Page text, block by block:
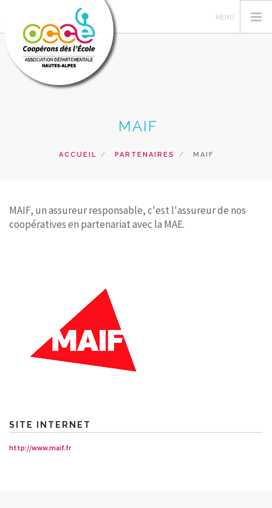
RECHERCHER
MAIF
ACCUEIL PARTENAIRES MAIF
MAIF, un assureur responsable, c'est l'assureur de nos
coopératives en partenariat avec la MAE.
SITE INTERNET
http://www.maif.fr